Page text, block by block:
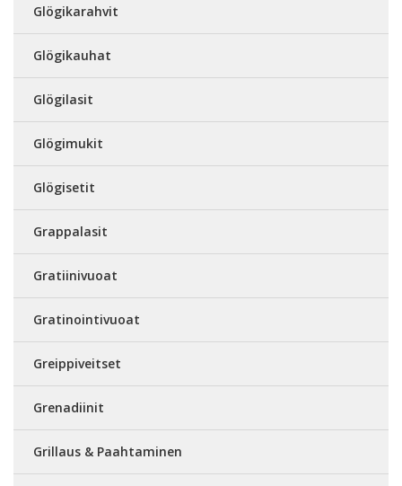
Glögikarahvit
Glögikauhat
Glögilasit
Glögimukit
Glögisetit
Grappalasit
Gratiinivuoat
Gratinointivuoat
Greippiveitset
Grenadiinit
Grillaus & Paahtaminen